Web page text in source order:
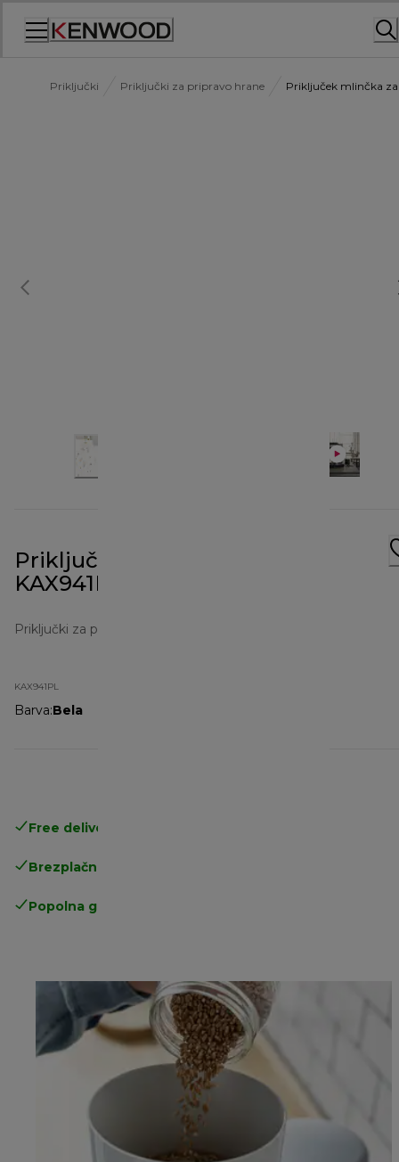
Priključki Priključki za pripravo hrane Priključek mlinčka za
Priključek mlinčka za žito
KAX941PL
Priključki za pripravo hrane
KAX941PL
Barva:Bela
Free delivery in 1-3 days
Brezplačna vračila
Popolna garancija proizvajalca